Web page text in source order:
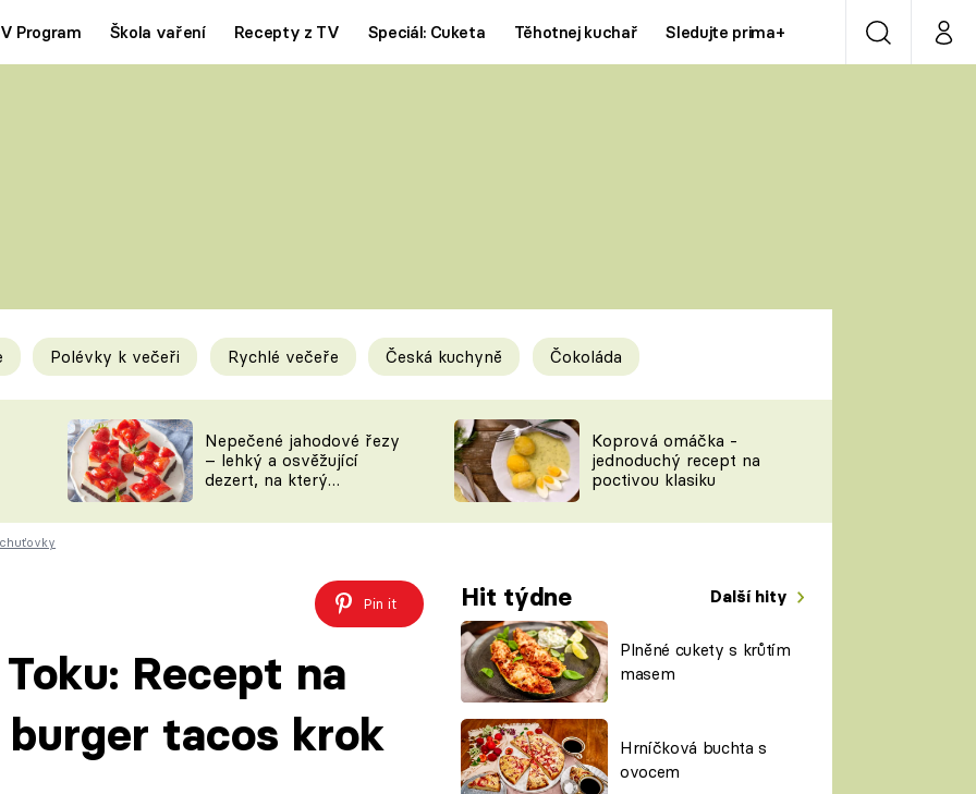
Program Škola vaření Recepty z TV Speciál: Cuketa Těhotnej kuchař Sledujte prima+ VyhledáváníMůj
Tipy a triky
KAM ZA JÍDLEM
VYCHYTÁVKY
Novinky
ŠÉFREDAKTORKY
ČASOPIS
Prima LAJK
Sledujte nás
Polévky k večeři Rychlé večeře Česká kuchyně Čokoláda
Nepečené jahodové řezy
– lehký a osvěžující
dezert, na který
Koprová omáčka -
jednoduchý recept na
poctivou klasiku
Pin it Hit týdne Další hity
Plněné cukety s krůtím
masem
Hrníčková buchta s
ovocem
Recept na
tacos krok